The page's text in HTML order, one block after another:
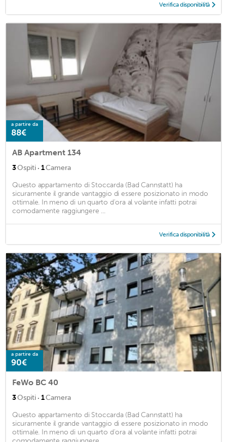
Verifica disponibilità
a partire da
88€
AB Apartment 134
3Ospiti · 1Camera
Questo appartamento di Stoccarda (Bad Cannstatt) ha
sicuramente il grande vantaggio di essere posizionato in modo
ottimale. In meno di un quarto d'ora al volante infatti potrai
comodamente raggiungere ...
Verifica disponibilità
a partire da
90€
FeWo BC 40
3Ospiti · 1Camera
Questo appartamento di Stoccarda (Bad Cannstatt) ha
sicuramente il grande vantaggio di essere posizionato in modo
ottimale. In meno di un quarto d'ora al volante infatti potrai